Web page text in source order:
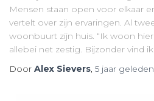
Mensen staan open voor elkaar
vertelt over zijn ervaringen. Al
woonbuurt zijn huis. “Ik woon
allebei net zestig. Bijzonder vind
Door Alex Sievers, 5 jaar geleden